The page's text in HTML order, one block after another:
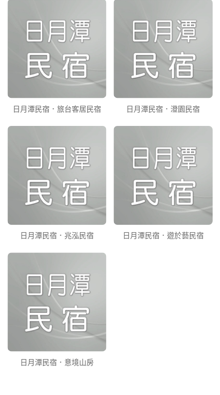
日月潭民宿．旅台客居民宿 日月潭民宿．澄園民宿
日月潭民宿．兆泓民宿 日月潭民宿．遊於藝民宿
日月潭民宿．意境山房